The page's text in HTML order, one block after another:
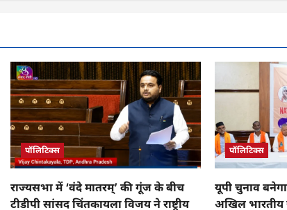
पॉलिटिक्स
राज्यसभा में ‘वंदे मातरम्’ की गूंज के बीच
टीडीपी सांसद चिंतकायला विजय ने राष्ट्रीय
पॉलिटिक्स
यूपी चुनाव
अखिल